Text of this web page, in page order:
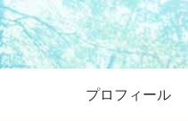
プロフィール